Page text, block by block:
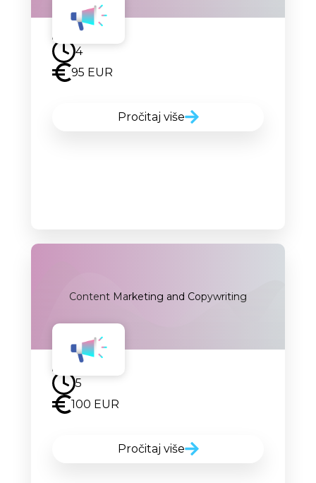
Uskoro
4
95 EUR
Pročitaj više
Content Marketing and Copywriting
Uskoro
5
100 EUR
Pročitaj više